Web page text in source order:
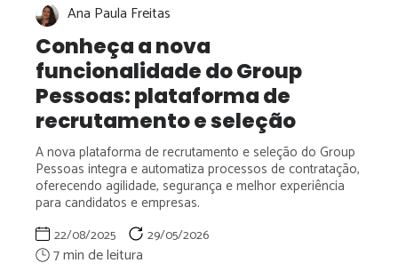
Ana Paula Freitas
Conheça a nova
funcionalidade do Group
Pessoas: plataforma de
recrutamento e seleção
A nova plataforma de recrutamento e seleção do Group
Pessoas integra e automatiza processos de contratação,
oferecendo agilidade, segurança e melhor experiência
para candidatos e empresas.
22/08/2025 29/05/2026